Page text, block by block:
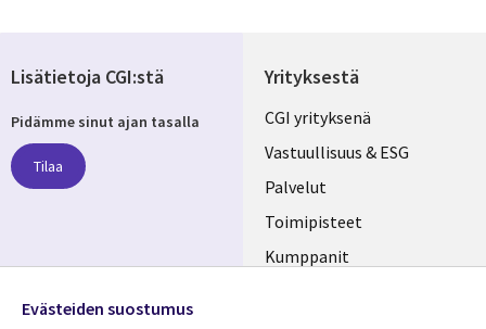
Yrityksestä
Useful
links
FINLAND
CGI yrityksenä
Vastuullisuus & ESG
Palvelut
Toimipisteet
Kumppanit
Lisätietoja CGI:stä
Pidämme sinut ajan tasalla
Tilaa
Evästeiden suostumus